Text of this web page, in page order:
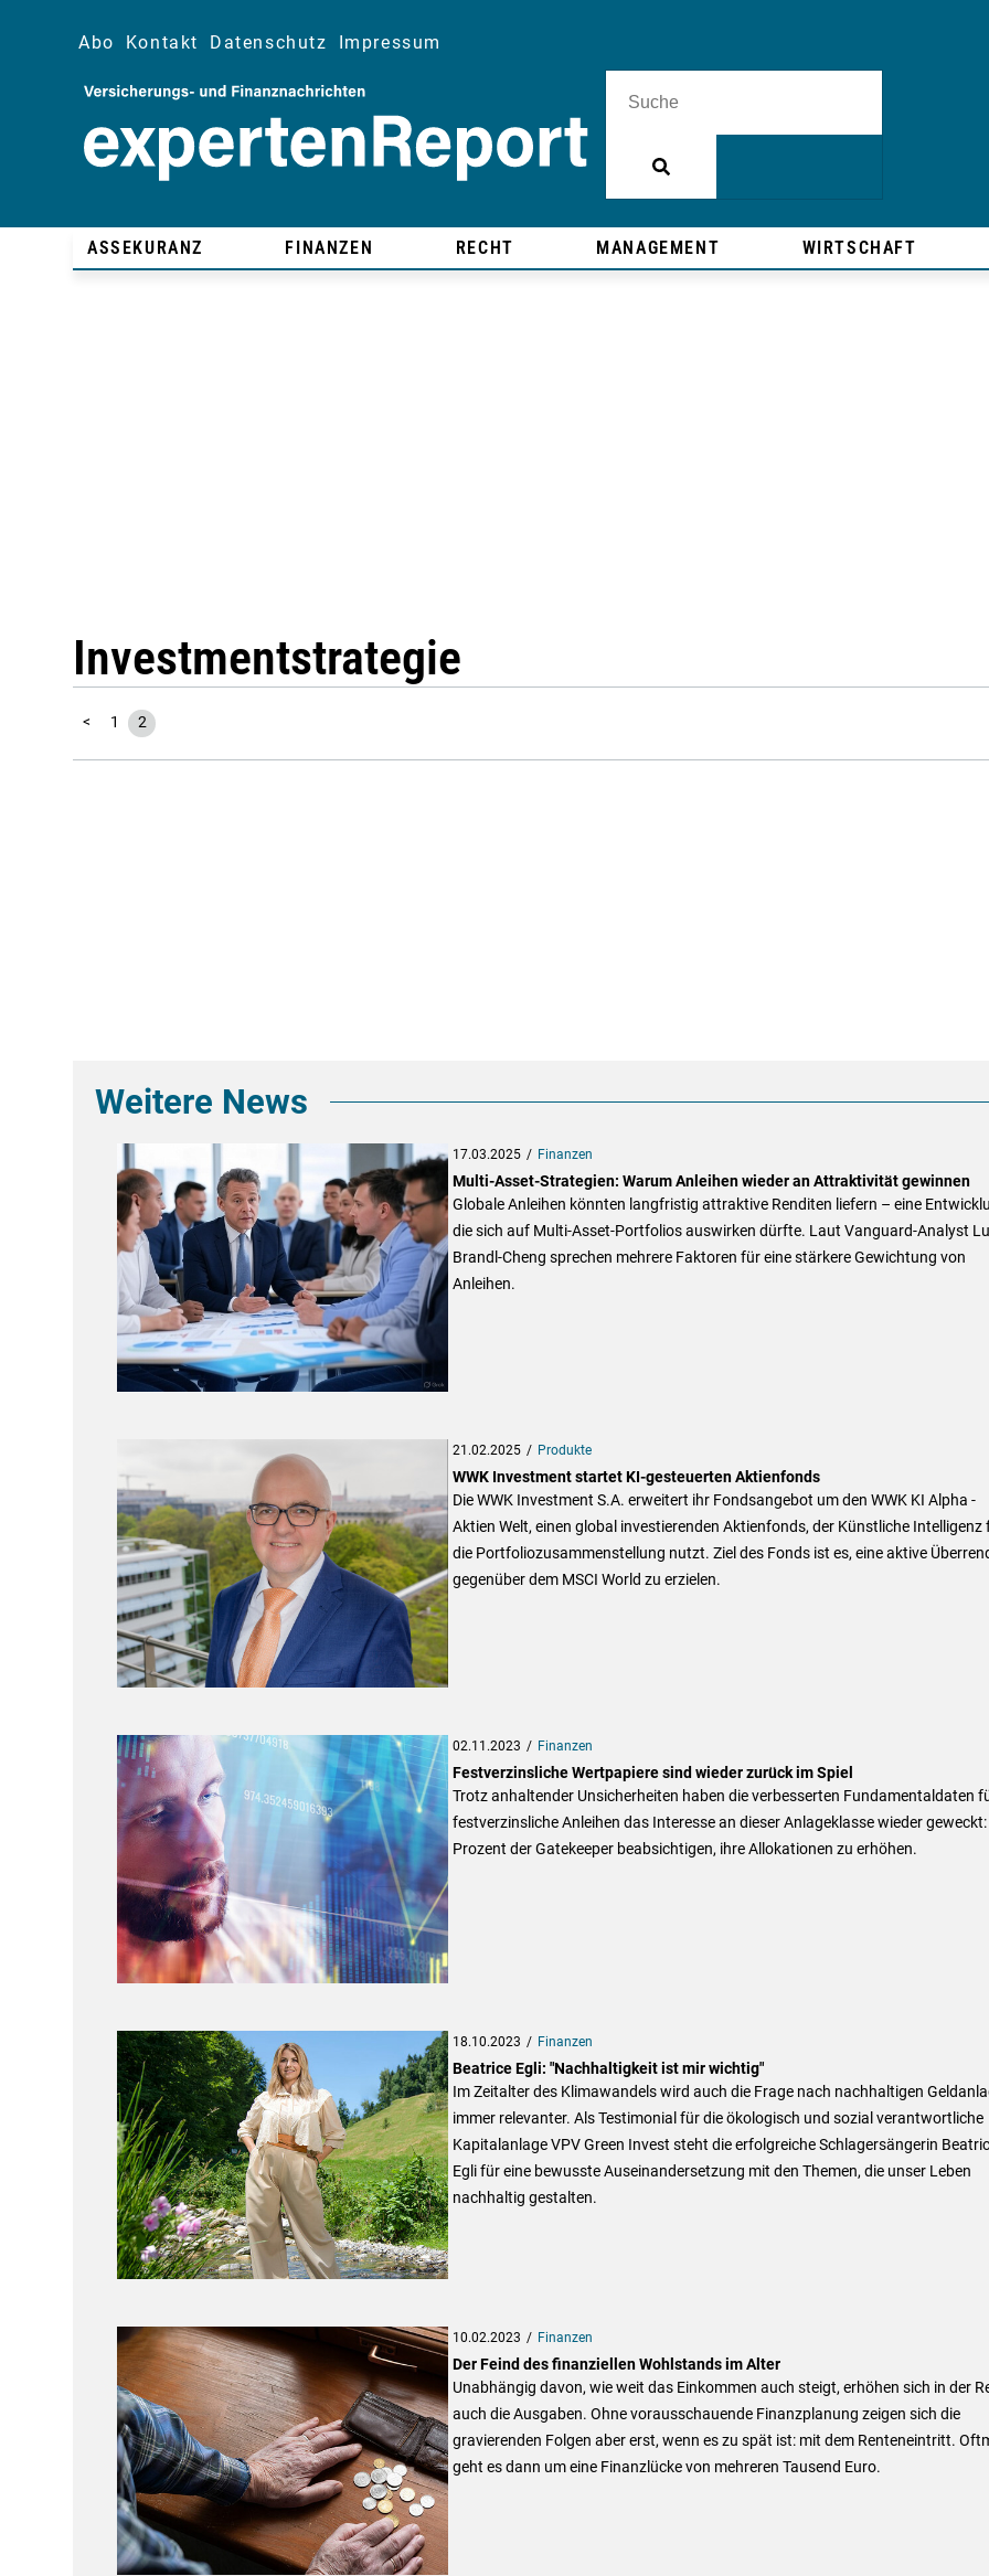
Abo Kontakt Datenschutz Impressum
ASSEKURANZ FINANZEN RECHT MANAGEMENT WIRTSCHAFT
Investmentstrategie
< 1 2
Weitere News
17.03.2025 Finanzen
Multi-Asset-Strategien: Warum Anleihen wieder an Attraktivität gewinnen
Globale Anleihen könnten langfristig attraktive Renditen liefern – eine
die sich auf Multi-Asset-Portfolios auswirken dürfte. Laut Vanguard-Analyst
Brandl-Cheng sprechen mehrere Faktoren für eine stärkere Gewichtung von
Anleihen.
21.02.2025 Produkte
WWK Investment startet KI-gesteuerten Aktienfonds
Die WWK Investment S.A. erweitert ihr Fondsangebot um den WWK KI Alpha -
Aktien Welt, einen global investierenden Aktienfonds, der Künstliche Intelligenz
die Portfoliozusammenstellung nutzt. Ziel des Fonds ist es, eine aktive
gegenüber dem MSCI World zu erzielen.
02.11.2023 Finanzen
Festverzinsliche Wertpapiere sind wieder zurück im Spiel
Trotz anhaltender Unsicherheiten haben die verbesserten Fundamentaldaten
festverzinsliche Anleihen das Interesse an dieser Anlageklasse wieder geweckt:
Prozent der Gatekeeper beabsichtigen, ihre Allokationen zu erhöhen.
18.10.2023 Finanzen
Beatrice Egli: "Nachhaltigkeit ist mir wichtig"
Im Zeitalter des Klimawandels wird auch die Frage nach nachhaltigen
immer relevanter. Als Testimonial für die ökologisch und sozial verantwortliche
Kapitalanlage VPV Green Invest steht die erfolgreiche Schlagersängerin
Egli für eine bewusste Auseinandersetzung mit den Themen, die unser Leben
nachhaltig gestalten.
10.02.2023 Finanzen
Der Feind des finanziellen Wohlstands im Alter
Unabhängig davon, wie weit das Einkommen auch steigt, erhöhen sich in der
auch die Ausgaben. Ohne vorausschauende Finanzplanung zeigen sich die
gravierenden Folgen aber erst, wenn es zu spät ist: mit dem Renteneintritt.
geht es dann um eine Finanzlücke von mehreren Tausend Euro.